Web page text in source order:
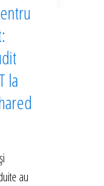
la
au